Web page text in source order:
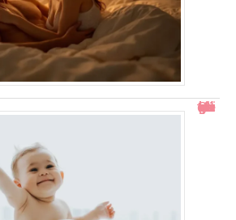
Comment gérer un bébé qui se retourne pendant le change ?